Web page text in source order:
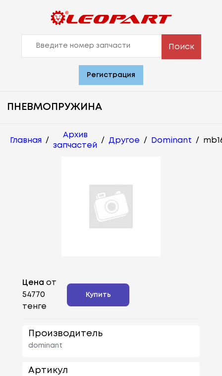
Поиск
Регистрация
ПНЕВМОПРУЖИНА
Главная /
Архив
запчастей
/ Другое / Dominant /
Цена от
54770
тенге
Купить
Производитель
dominant
Артикул